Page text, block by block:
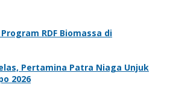
RDF Biomassa di
Pertamina Patra Niaga Unjuk
2026